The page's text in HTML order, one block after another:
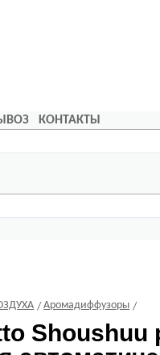
КОНТАКТЫ
Аромадиффузоры